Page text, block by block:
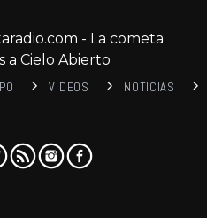
- La cometa
a Cielo Abierto
VIDEOS
NOTICIAS